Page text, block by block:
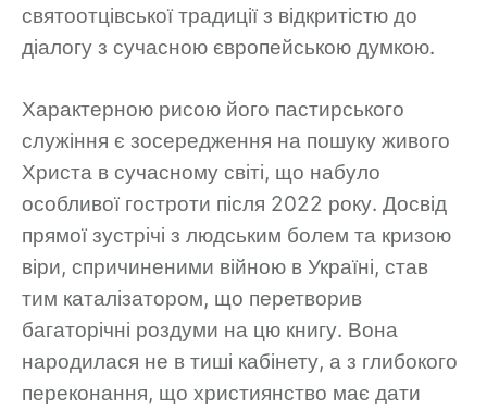
святоотцівської традиції з відкритістю до
діалогу з сучасною європейською думкою.
Характерною рисою його пастирського
служіння є зосередження на пошуку живого
Христа в сучасному світі, що набуло
особливої гостроти після 2022 року. Досвід
прямої зустрічі з людським болем та кризою
віри, спричиненими війною в Україні, став
тим каталізатором, що перетворив
багаторічні роздуми на цю книгу. Вона
народилася не в тиші кабінету, а з глибокого
переконання, що християнство має дати